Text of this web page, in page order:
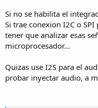
Si no se habilita el
Si trae conexion I2C o
tener que analizar esas
microprocesador...
Quizas use I2S para el
probar inyectar audio, a